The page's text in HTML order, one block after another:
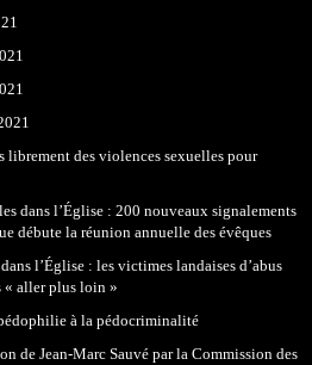
librement des violences sexuelles pour
dans l’Église : 200 nouveaux signalements
débute la réunion annuelle des évêques
l’Église : les victimes landaises d’abus
« aller plus loin »
à la pédocriminalité
de Jean-Marc Sauvé par la Commission des